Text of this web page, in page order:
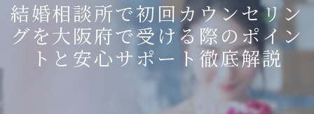
結婚相談所で初回カウンセリン
グを大阪府で受ける際のポイン
トと安心サポート徹底解説